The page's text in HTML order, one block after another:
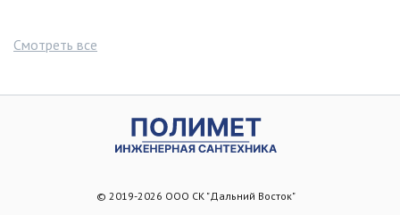
Смотреть все
© 2019-2026 ООО СК "Дальний Восток"